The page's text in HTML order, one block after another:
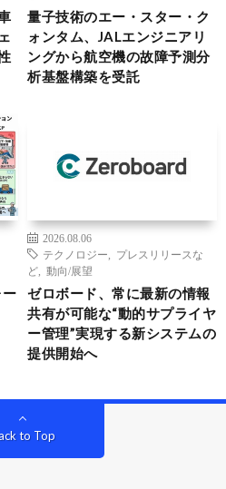
量子技術のエー・スター・ク
ォンタム、JALエンジニアリ
ングから航空機の故障予測分
析基盤構築を受託
2026.08.06
テクノロジー
プレスリリースな
ど
動向/展望
ゼロボード、常に最新の情報
共有が可能な“動的サプライヤ
ー管理”実現する新システムの
提供開始へ
to Top